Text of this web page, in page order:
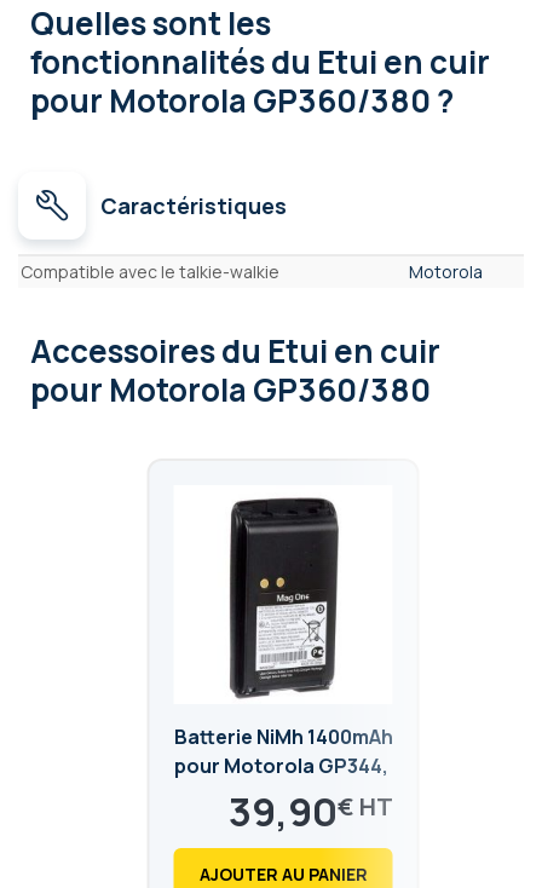
Quelles sont les
fonctionnalitésdu Etui en cuir
pour Motorola GP360/380 ?
Caractéristiques
Caractéristiques
Compatible avec le talkie-walkie Motorola
Accessoiresdu Etui en cuir
pour Motorola GP360/380
Batterie NiMh 1400mAh
pour Motorola GP344,
GP344R, GP366,
GP366R, GP388R,
GP388
39,90€
47,88
AJOUTER AU PANIER